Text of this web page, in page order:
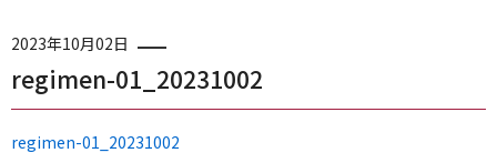
病院について
診療科・部門のご案内
2023年10月02日
regimen-01_20231002
regimen-01_20231002